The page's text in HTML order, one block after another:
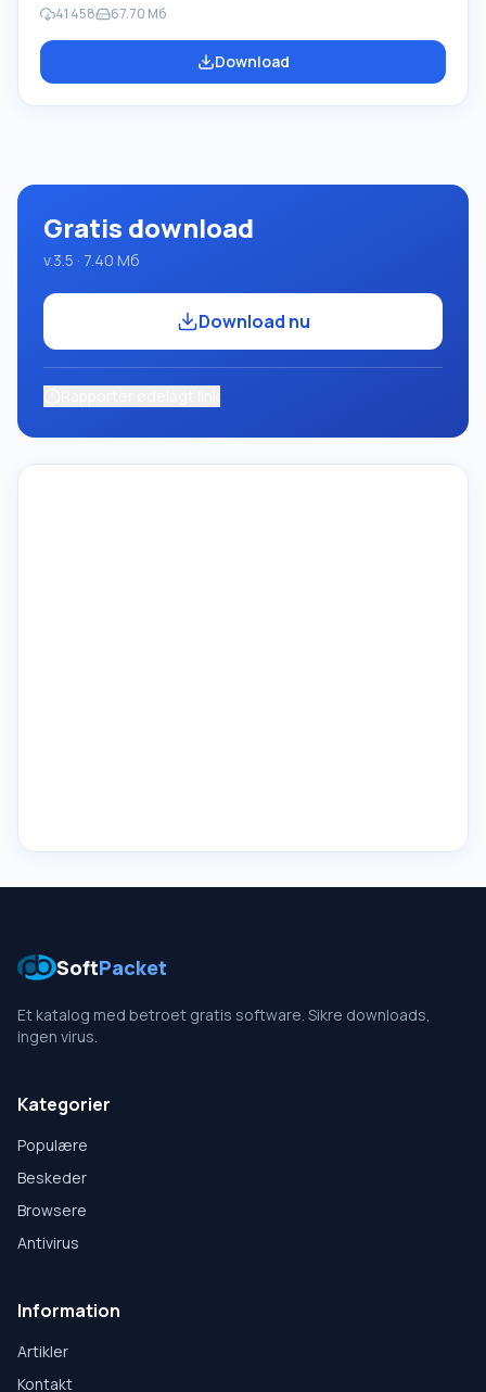
lærer programmering. Hovedformålet med Pascal
ABC.NET-programmeringssystemet er at studere og
undervise i moderne programmeringssprog. Funktioner
41 458 67.70 Мб
Download
Gratis download
v.3.5 · 7.40 Мб
Download nu
SoftPacket
Et katalog med betroet gratis software. Sikre downloads,
ingen virus.
Kategorier
Populære
Beskeder
Browsere
Antivirus
Information
Artikler
Kontakt